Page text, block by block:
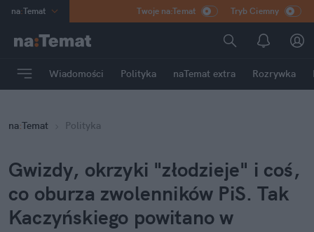
na:Temat
Poland
mama
Rozrywka
Twoje na:Temat Tryb Ciemny
Wiadomości Polityka naTemat extra Rozrywka
na:Temat Polityka
Gwizdy, okrzyki "złodzieje" i coś,
co oburza zwolenników PiS. Tak
Kaczyńskiego powitano w